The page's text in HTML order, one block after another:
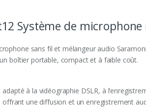
Système de
sans fil et mélangeur audio
boîtier portable, compact et à faible coût.
à la vidéographie DSLR, à
offrant une diffusion et un enregistrement